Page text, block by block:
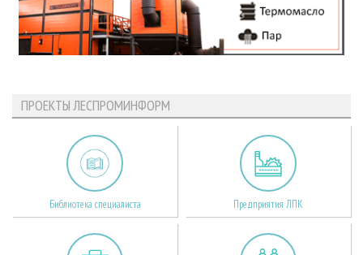
ПРОЕКТЫ ЛЕСПРОМИНФОРМ
Библиотека специалиста Предприятия ЛПК